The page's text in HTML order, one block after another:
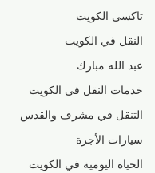
تاكسي الكويت
النقل في الكويت
عبد الله مبارك
خدمات النقل في الكويت
التنقل في مشرف والقدس
سيارات الأجرة
الحياة اليومية في الكويت